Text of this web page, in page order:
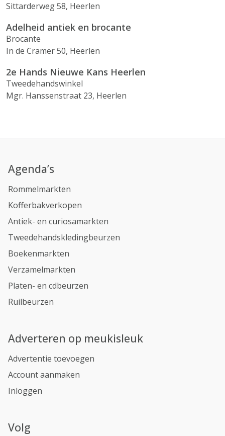
Sittarderweg 58, Heerlen
Adelheid antiek en brocante
Brocante
In de Cramer 50, Heerlen
2e Hands Nieuwe Kans Heerlen
Tweedehandswinkel
Mgr. Hanssenstraat 23, Heerlen
Agenda’s
Rommelmarkten
Kofferbakverkopen
Antiek- en curiosamarkten
Tweedehandskledingbeurzen
Boekenmarkten
Verzamelmarkten
Platen- en cdbeurzen
Ruilbeurzen
Adverteren op meukisleuk
Advertentie toevoegen
Account aanmaken
Inloggen
Volg